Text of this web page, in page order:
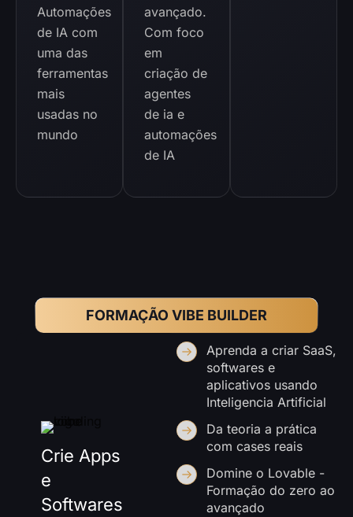
Automações
de IA com
uma das
ferramentas
mais
usadas no
mundo
avançado.
Com foco
em
criação de
agentes
de ia e
automações
de IA
FORMAÇÃO VIBE BUILDER
Crie Apps
e
Softwares
Aprenda a criar SaaS,
softwares e
aplicativos usando
Inteligencia Artificial
Da teoria a prática
com cases reais
Domine o Lovable -
Formação do zero ao
avançado